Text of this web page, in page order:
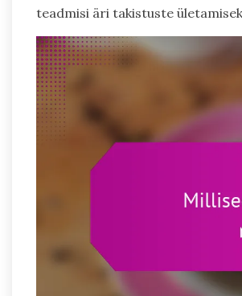
teadmisi äri takistuste